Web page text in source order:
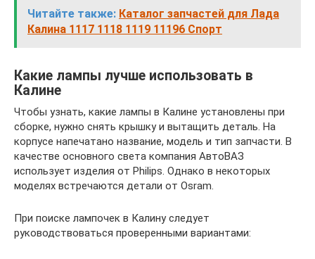
Читайте также: Каталог запчастей для Лада
Калина 1117 1118 1119 11196 Спорт
Какие лампы лучше использовать в
Калине
Чтобы узнать, какие лампы в Калине установлены при
сборке, нужно снять крышку и вытащить деталь. На
корпусе напечатано название, модель и тип запчасти. В
качестве основного света компания АвтоВАЗ
использует изделия от Philips. Однако в некоторых
моделях встречаются детали от Osram.
При поиске лампочек в Калину следует
руководствоваться проверенными вариантами: